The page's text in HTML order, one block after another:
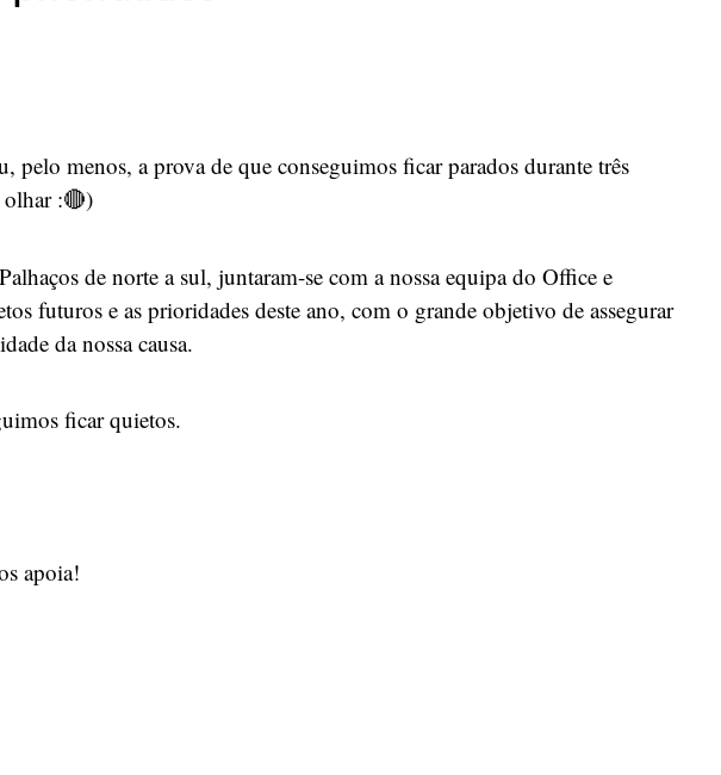
pelo menos, a prova de que conseguimos ficar parados durante três
:🔴)
de norte a sul, juntaram-se com a nossa equipa do Office e
futuros e as prioridades deste ano, com o grande objetivo de assegurar
da nossa causa.
ficar quietos.
apoia!